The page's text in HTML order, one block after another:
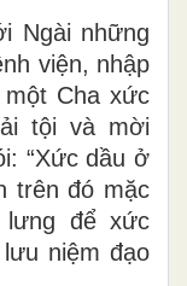
Ngài những
viện, nhập
Cha xức
tội và mời
“Xức dầu ở
trên đó mặc
lưng để xức
niệm đạo